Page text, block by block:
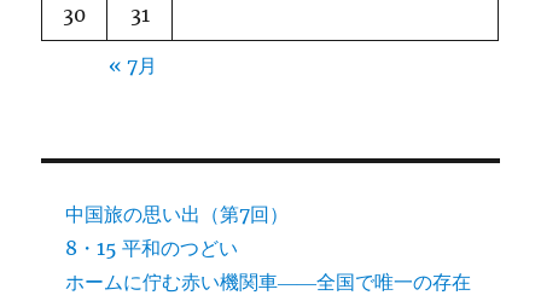
30 31
« 7月
中国旅の思い出（第7回）
8・15 平和のつどい
ホームに佇む赤い機関車――全国で唯一の存在